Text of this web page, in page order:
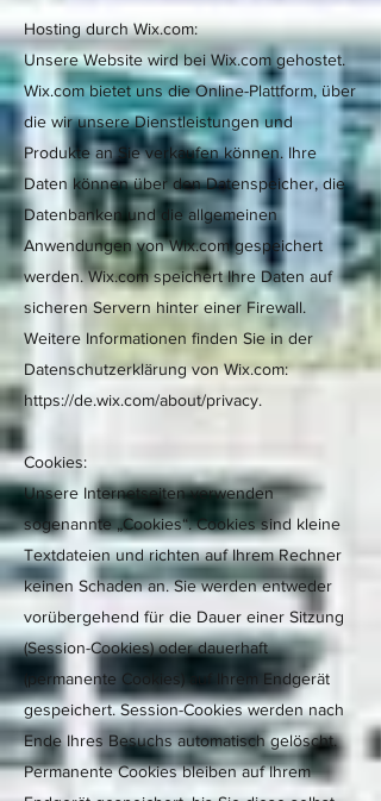
Hosting durch Wix.com:
Unsere Website wird bei Wix.com gehostet.
Wix.com bietet uns die Online-Plattform, über
die wir unsere Dienstleistungen und
Produkte an Sie verkaufen können. Ihre
Daten können über den Datenspeicher, die
Datenbanken und die allgemeinen
Anwendungen von Wix.com gespeichert
werden. Wix.com speichert Ihre Daten auf
sicheren Servern hinter einer Firewall.
Weitere Informationen finden Sie in der
Datenschutzerklärung von Wix.com:
https://de.wix.com/about/privacy.
Cookies:
Unsere Internetseiten verwenden
sogenannte „Cookies“. Cookies sind kleine
Textdateien und richten auf Ihrem Rechner
keinen Schaden an. Sie werden entweder
vorübergehend für die Dauer einer Sitzung
(Session-Cookies) oder dauerhaft
(permanente Cookies) auf Ihrem Endgerät
gespeichert. Session-Cookies werden nach
Ende Ihres Besuchs automatisch gelöscht.
Permanente Cookies bleiben auf Ihrem